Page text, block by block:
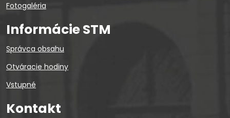
Fotogaléria
Informácie STM
Správca obsahu
Otváracie hodiny
Vstupné
Kontakt